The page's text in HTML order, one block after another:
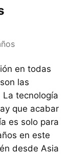
en todas
las
tecnología
que acabar
es solo para
en este
desde Asia